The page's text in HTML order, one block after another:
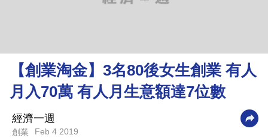
理
財
商
科
【創業淘金】3名80後女生創業 有人
月入70萬 有人月生意額達7位數
經濟一週
創業 Feb 4 2019